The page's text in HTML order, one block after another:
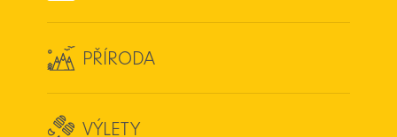
PŘÍRODA
VÝLETY